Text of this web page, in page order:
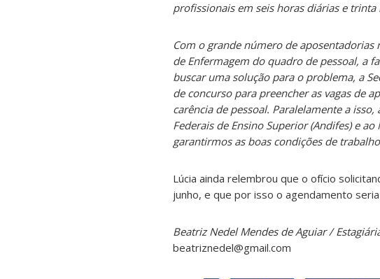
profissionais em seis horas diárias e trinta
Com o grande número de aposentadorias
de Enfermagem do quadro de pessoal, a
buscar uma solução para o problema, a
de concurso para preencher as vagas de
carência de pessoal. Paralelamente a
Federais de Ensino Superior (Andifes) e
garantirmos as boas condições de
Lúcia ainda relembrou que o ofício
junho, e que por isso o agendamento
Beatriz Nedel Mendes de Aguiar /
beatriznedel@gmail.com